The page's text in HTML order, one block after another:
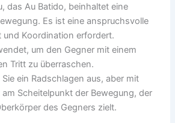
das Au Batido, beinhaltet eine
Es ist eine anspruchsvolle
und Koordination erfordert.
um den Gegner mit einem
Tritt zu überraschen.
ein Radschlagen aus, aber mit
Scheitelpunkt der Bewegung, der
des Gegners zielt.